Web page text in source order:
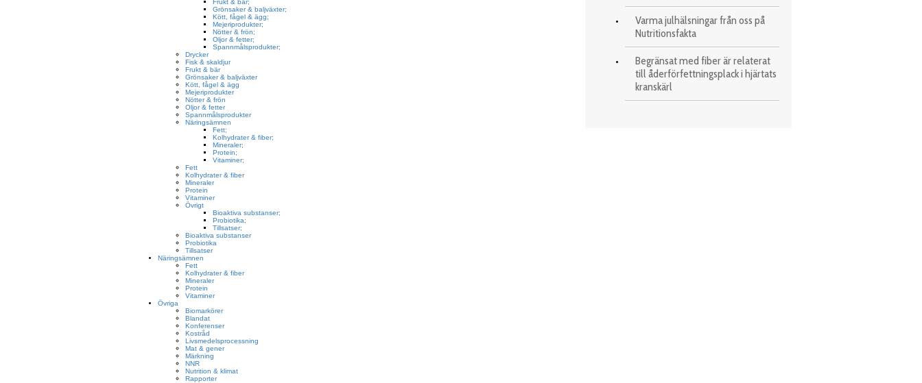
Frukt & bär;
Grönsaker & baljväxter;
Kött, fågel & ägg;
Mejeriprodukter;
Nötter & frön;
Oljor & fetter;
Spannmålsprodukter;
Drycker
Fisk & skaldjur
Frukt & bär
Grönsaker & baljväxter
Kött, fågel & ägg
Mejeriprodukter
Nötter & frön
Oljor & fetter
Spannmålsprodukter
Näringsämnen
Fett;
Kolhydrater & fiber;
Mineraler;
Protein;
Vitaminer;
Fett
Kolhydrater & fiber
Mineraler
Protein
Vitaminer
Övrigt
Bioaktiva substanser;
Probiotika;
Tillsatser;
Bioaktiva substanser
Probiotika
Tillsatser
Näringsämnen
Fett
Kolhydrater & fiber
Mineraler
Protein
Vitaminer
Övriga
Biomarkörer
Blandat
Konferenser
Kostråd
Livsmedelsprocessning
Mat & gener
Märkning
NNR
Nutrition & klimat
Rapporter
Varma julhälsningar från oss på
Nutritionsfakta
Begränsat med fiber är relaterat
till åderförfettningsplack i hjärtats
kranskärl